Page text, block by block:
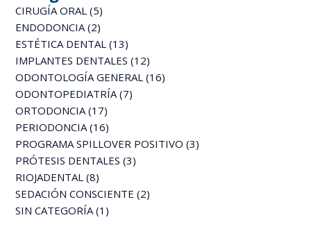
CIRUGÍA ORAL(5)
ENDODONCIA(2)
ESTÉTICA DENTAL(13)
IMPLANTES DENTALES (12)
ODONTOLOGÍA GENERAL(16)
ODONTOPEDIATRÍA(7)
ORTODONCIA(17)
PERIODONCIA(16)
PROGRAMA SPILLOVER POSITIVO (3)
PRÓTESIS DENTALES (3)
RIOJADENTAL(8)
SEDACIÓN CONSCIENTE (2)
SIN CATEGORÍA(1)